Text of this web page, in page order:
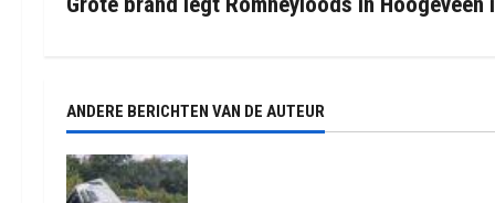
h
t
ANDERE BERICHTEN VAN DE AUTEUR